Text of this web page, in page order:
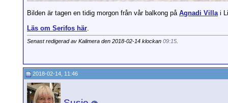
Bilden är tagen en tidig morgon från vår balkong på Agnadi Villai
Läs om Serifos här.
Senast redigerad av Kalimera den 2018-02-14 klockan 09:15
2018-02-14, 11:46